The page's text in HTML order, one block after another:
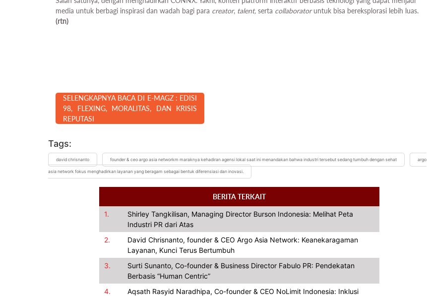
media untuk berbagi inspirasi dan wadah bagi para creator, talent, serta collaboratoruntuk bisa bereksplorasi lebih luas.
(rtn)
SELENGKAPNYA BACA DI E-MAGZ : EDISI
98, FLEXING, MORALITAS, DAN KRISIS
REPUTASI
Tags:
david chrisnanto founder & ceo argo asia networkm maraknya kehadiran agensi lokal saat ini menandakan bahwa industri tersebut sedang tumbuh dengan sehat argo
asia network fokus menghadirkan layanan yang beragam sebagai bentuk diferensiasi dan inovasi.
BERITA TERKAIT
1.
Shirley Tangkilisan, Managing Director Burson Indonesia: Melihat Peta
Industri PR dari Atas
2.
David Chrisnanto, founder & CEO Argo Asia Network: Keanekaragaman
Layanan, Kunci Terus Bertumbuh
3.
Surti Sunanto, Co-founder & Business Director Fabulo PR: Pendekatan
Berbasis “Human Centric”
4.
Aqsath Rasyid Naradhipa, Co-founder & CEO NoLimit Indonesia: Inklusi